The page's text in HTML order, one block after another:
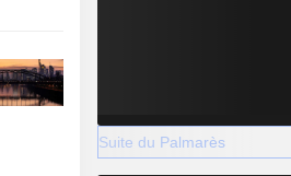
Suite du Palmarès